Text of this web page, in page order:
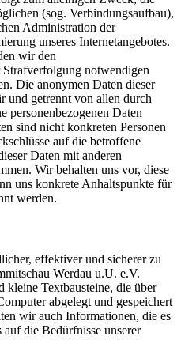
(sog. Verbindungsaufbau),
Administration der
unseres Internetangebotes.
wir den
notwendigen
Die anonymen Daten dieser
und getrennt von allen durch
personenbezogenen Daten
sind nicht konkreten Personen
auf die betroffene
Daten mit anderen
Wir behalten uns vor, diese
uns konkrete Anhaltspunkte für
werden.
effektiver und sicherer zu
Werdau u.U. e.V.
kleine Textbausteine, die über
abgelegt und gespeichert
wir auch Informationen, die es
auf die Bedürfnisse unserer